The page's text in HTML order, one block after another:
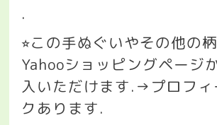
.
⭐︎この手ぬぐいやその他の柄
Yahooショッピングページ
入いただけます.→ プロフ
クあります.